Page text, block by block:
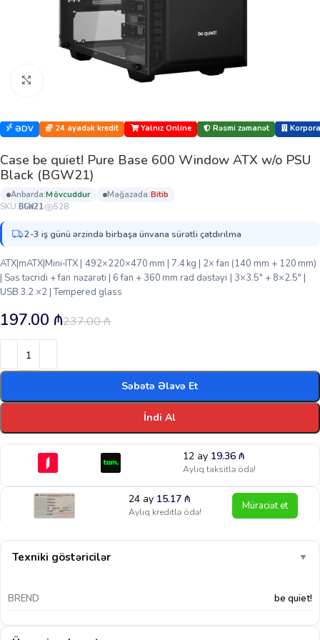
Böyütmək üçün klikləyin
ƏDV 24 ayadək kredit Yalnız Online Rəsmi zəmanət
Case be quiet! Pure Base 600 Window ATX w/o PSU
Black (BGW21)
anbarda: mövcuddur mağazada:
bi̇ti̇b
SKU: BGW21 528
2-3 iş günü ərzində birbaşa ünvana sürətli çatdırılma
ATX|mATX|Mini‑ITX | 492×220×470 mm | 7.4 kg | 2× fan (140 mm + 120 mm)
| Səs təcridi + fan nəzarəti | 6 fan + 360 mm rad dəstəyi | 3×3.5″ + 8×2.5″ |
USB 3.2 ×2 | Tempered glass
237.00₼
197.00 ₼
Səbətə Əlavə Et
İndi Al
12 ay 19.36 ₼
Aylıq taksitlə ödə!
24 ay 15.17₼
Aylıq kreditlə ödə! Müraciət et
Texniki göstəricilər ▼
BREND be quiet!